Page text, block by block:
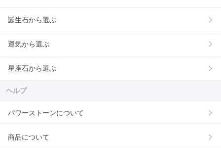
誕生石から選ぶ
運気から選ぶ
星座石から選ぶ
ヘルプ
パワーストーンについて
商品について